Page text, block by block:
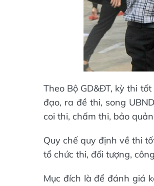
Theo Bộ GD&ĐT, kỳ thi
đạo, ra đề thi, song
coi thi, chấm thi, bảo
Quy chế quy định về thi
tổ chức thi, đối tượng,
Mục đích là để đánh giá